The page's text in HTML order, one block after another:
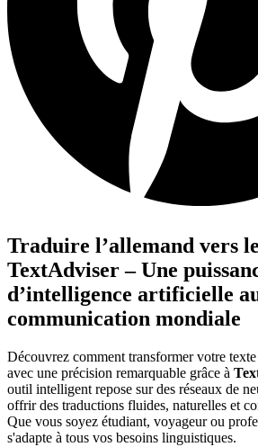
Traduire l’allemand vers
TextAdviser – Une
d’intelligence artificielle
communication mondiale
Découvrez comment transformer votre
avec une précision remarquable grâce à
outil intelligent repose sur des réseaux de
offrir des traductions fluides, naturelles et
Que vous soyez étudiant, voyageur ou
s'adapte à tous vos besoins linguistiques.